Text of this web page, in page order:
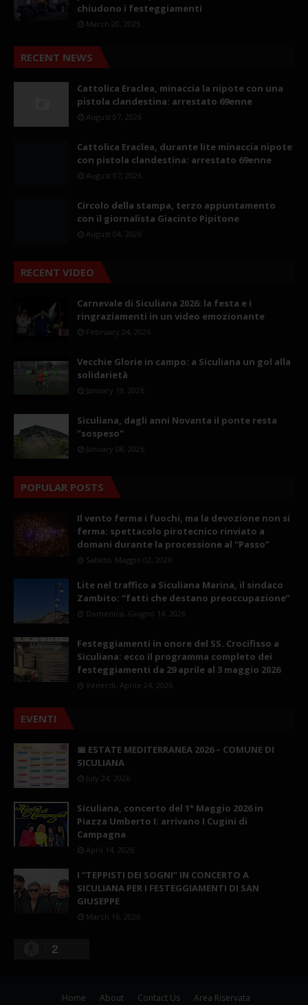
chiudono i festeggiamenti
March 20, 2025
RECENT NEWS
Cattolica Eraclea, minaccia la nipote con una
pistola clandestina: arrestato 69enne
August 07, 2026
Cattolica Eraclea, durante lite minaccia nipote
con pistola clandestina: arrestato 69enne
August 07, 2026
Circolo della stampa, terzo appuntamento
con il giornalista Giacinto Pipitone
August 04, 2026
RECENT VIDEO
Carnevale di Siculiana 2026: la festa e i
ringraziamenti in un video emozionante
February 24, 2026
Vecchie Glorie in campo: a Siculiana un gol alla
solidarietà
January 19, 2026
Siculiana, dagli anni Novanta il ponte resta
"sospeso"
January 08, 2026
POPULAR POSTS
Il vento ferma i fuochi, ma la devozione non si
ferma: spettacolo pirotecnico rinviato a
domani durante la processione al “Passo”
Sabato, Maggio 02, 2026
Lite nel traffico a Siculiana Marina, il sindaco
Zambito: “fatti che destano preoccupazione”
Domenica, Giugno 14, 2026
Festeggiamenti in onore del SS. Crocifisso a
Siculiana: ecco il programma completo dei
festeggiamenti da 29 aprile al 3 maggio 2026
Venerdì, Aprile 24, 2026
EVENTI
📅 ESTATE MEDITERRANEA 2026 – COMUNE DI
SICULIANA
July 24, 2026
Siculiana, concerto del 1° Maggio 2026 in
Piazza Umberto I: arrivano I Cugini di
Campagna
April 14, 2026
I “TEPPISTI DEI SOGNI” IN CONCERTO A
SICULIANA PER I FESTEGGIAMENTI DI SAN
GIUSEPPE
March 16, 2026
2
Home About Contact Us Area Riservata